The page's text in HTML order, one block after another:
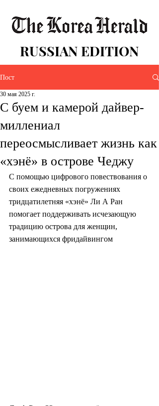
RUSSIAN EDITION
Пост
С буем и камерой дайвер-
миллениал
переосмысливает жизнь как
«хэнё» в острове Чеджу
30 мая 2025 г.
С помощью цифрового повествования о
своих ежедневных погружениях
тридцатилетняя «хэнё» Ли А Ран
помогает поддерживать исчезающую
традицию острова для женщин,
занимающихся фридайвингом